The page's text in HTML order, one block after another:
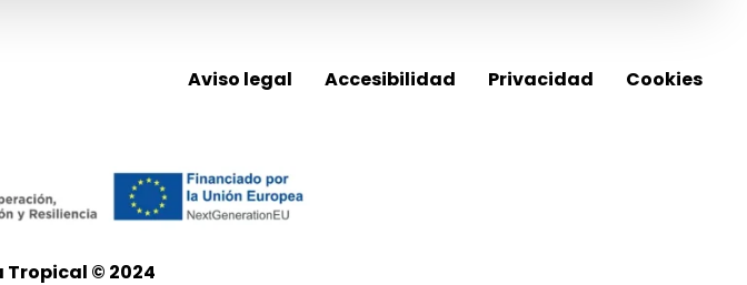
Aviso legal Accesibilidad Privacidad Cookies
© 2024